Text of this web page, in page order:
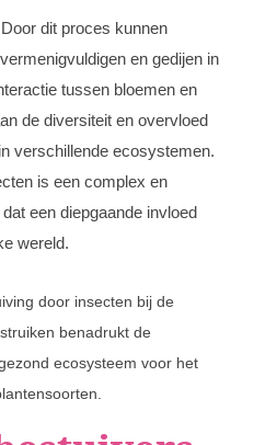
dit proces kunnen
en gedijen in
tussen bloemen en
de diversiteit en overvloed
verschillende ecosystemen.
is een complex en
een diepgaande invloed
wereld.
door insecten bij de
benadrukt de
ecosysteem voor het